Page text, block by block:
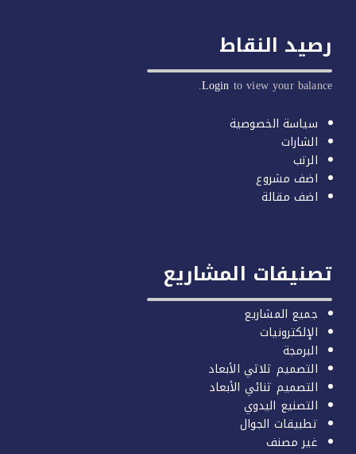
النقاط
Loginto view your
سياسة الخصوصية
الشارات
الرتب
اضف مشروع
اضف مقالة
المشاريع
جميع المشاريع
الإلكترونيات
البرمجة
التصميم ثلاثي الأبعاد
التصميم ثنائي الأبعاد
التصنيع اليدوي
تطبيقات الجوال
غير مصنف